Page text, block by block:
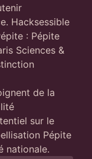
Hacksessible
: Pépite
Sciences &
de la
sur le
Pépite
nationale.